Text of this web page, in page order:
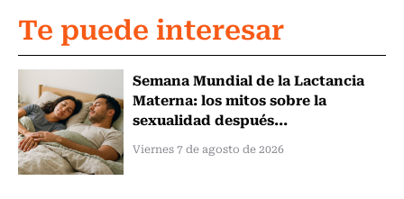
Te puede interesar
Semana Mundial de la Lactancia
Materna: los mitos sobre la
sexualidad después...
Viernes 7 de agosto de 2026